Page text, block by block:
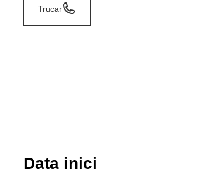
Trucar
Data inici